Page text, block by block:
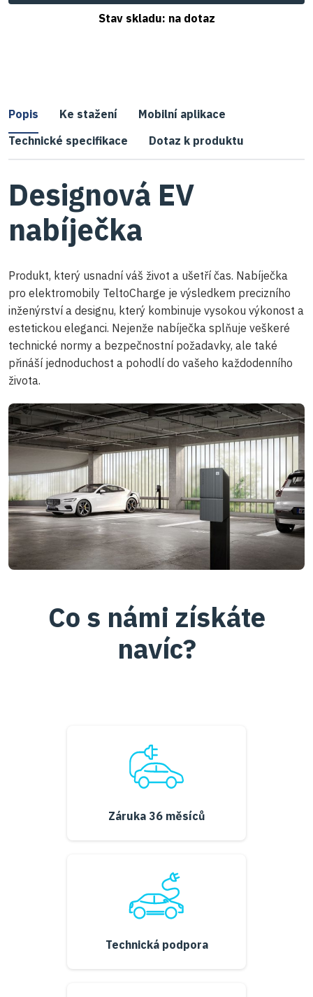
Stav skladu: na dotaz
Popis Ke stažení
Mobilní aplikace
Technické specifikace
Dotaz k produktu
Designová EV
nabíječka
Produkt, který usnadní váš život a ušetří čas. Nabíječka
pro elektromobily TeltoCharge je výsledkem precizního
inženýrství a designu, který kombinuje vysokou výkonost a
estetickou eleganci. Nejenže nabíječka splňuje veškeré
technické normy a bezpečnostní požadavky, ale také
přináší jednoduchost a pohodlí do vašeho každodenního
života.
Co s námi získáte
navíc?
Záruka 36 měsíců
Technická podpora